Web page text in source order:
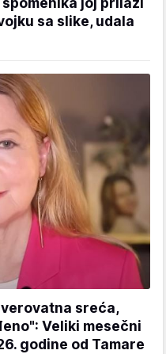
sa slike, udala
sreća,
Veliki mesečni
godine od Tamare